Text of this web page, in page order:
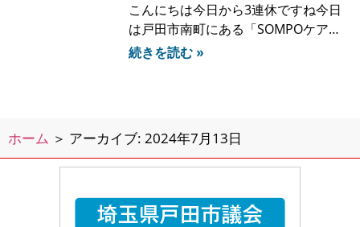
こんにちは今日から3連休ですね今日
は戸田市南町にある「SOMPOケア
そんぽの家」が主催する夏祭りに子供
た。SOM
続きを読む »
ホーム ＞ アーカイブ: 2024年7月13日